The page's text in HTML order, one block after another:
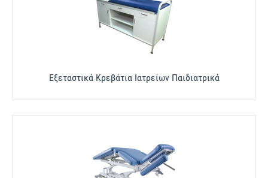
Εξεταστικά Κρεβάτια Ιατρείων Παιδιατρικά